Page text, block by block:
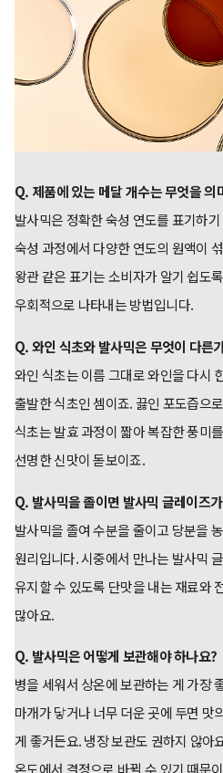
Q. 제품에 있는 메달 개수는 무엇을 의
발사믹은 정확한 숙성 연도를 표기하
숙성 과정에서 다양한 연도의 원액이
왕관 같은 표기는 소비자가 알기 쉽도
우회적으로 나타내는 방법입니다.
Q. 와인 식초와 발사믹은 무엇이 다른
와인 식초는 이름 그대로 와인을 다시
출발한 식초인 셈이죠. 끓인 포도즙으
식초는 발효 과정이 짧아 복잡한 풍미
선명한 신맛이 돋보이죠.
Q. 발사믹을 졸이면 발사믹 글레이즈
발사믹을 졸여 수분을 줄이고 당분을
원리입니다. 시중에서 만나는 발사믹
유지할 수 있도록 단맛을 내는 재료와
많아요.
Q. 발사믹은 어떻게 보관해야 하나요?
병을 세워서 상온에 보관하는 게 가장
마개가 닿거나 너무 더운 곳에 두면 맛
게 좋거든요. 냉장 보관도 권하지 않아